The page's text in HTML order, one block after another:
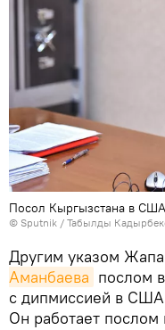
Посол Кыргызстана в
© Sputnik / Табылды
Другим указом
Аманбаева послом
с дипмиссией в
Он работает послом